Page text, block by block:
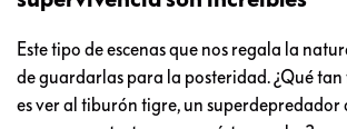
Este tipo de escenas que nos regala la
de guardarlas para la posteridad. ¿Qué
es ver al tiburón tigre, un superdepredador